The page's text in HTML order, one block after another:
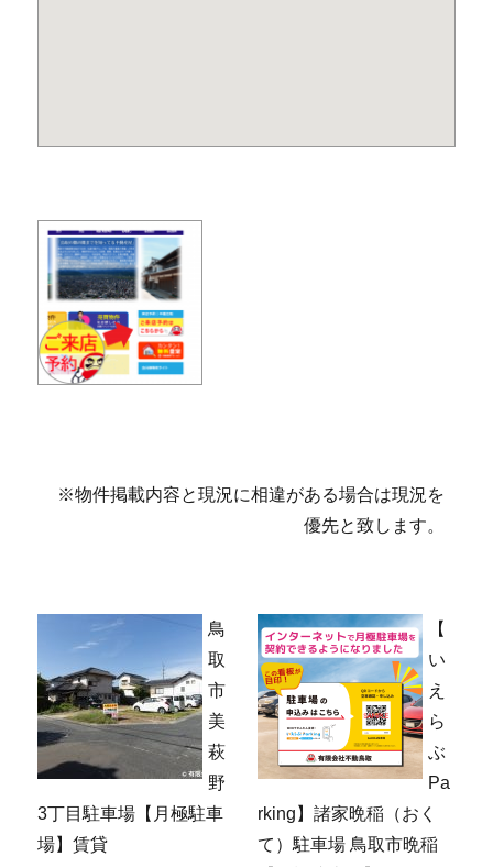
※物件掲載内容と現況に相違がある場合は現況を
優先と致します。
鳥
取
市
美
萩
野
3丁目駐車場【月極駐車
場】賃貸
【
い
え
ら
ぶ
Pa
rking】諸家晩稲（おく
て）駐車場 鳥取市晩稲